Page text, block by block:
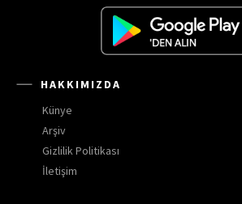
HAKKIMIZDA
Künye
Arşiv
Gizlilik Politikası
İletişim